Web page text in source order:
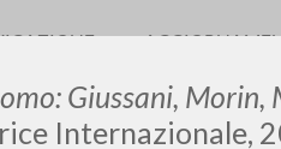
Giussani,
Internazionale,